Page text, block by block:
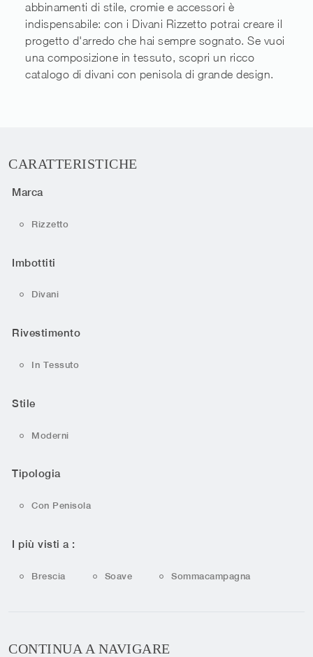
abbinamenti di stile, cromie e accessori è
indispensabile: con i Divani Rizzetto potrai creare il
progetto d'arredo che hai sempre sognato. Se vuoi
una composizione in tessuto, scopri un ricco
catalogo di divani con penisola di grande design.
CARATTERISTICHE
Marca
Rizzetto
Imbottiti
Divani
Rivestimento
In Tessuto
Stile
Moderni
Tipologia
Con Penisola
I più visti a :
Brescia Soave Sommacampagna
CONTINUA A NAVIGARE